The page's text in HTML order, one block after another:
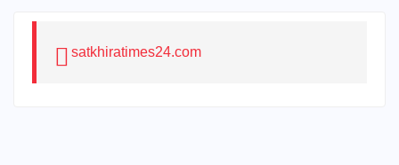
satkhiratimes24.com